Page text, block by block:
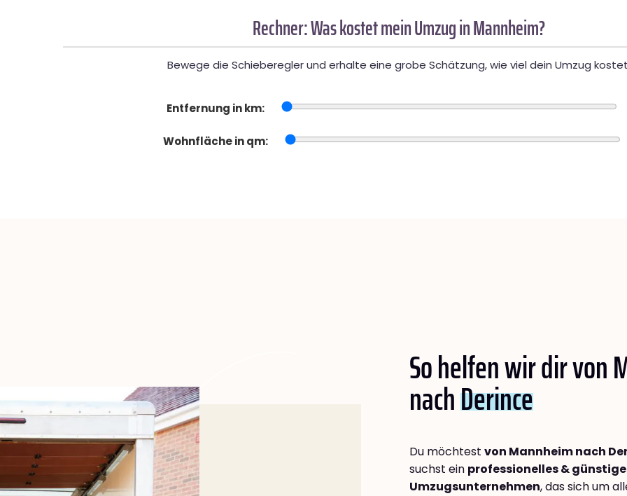
Rechner: Was kostet mein Umzug in Mannheim?
Bewege die Schieberegler und erhalte eine grobe Schätzung, wie viel dein Umzug
Entfernung in km:
Wohnfläche in qm:
So helfen wir dir von
nachDerince
Du möchtest von Mannheim nach
suchst ein professionelles &
Umzugsunternehmen, das sich um